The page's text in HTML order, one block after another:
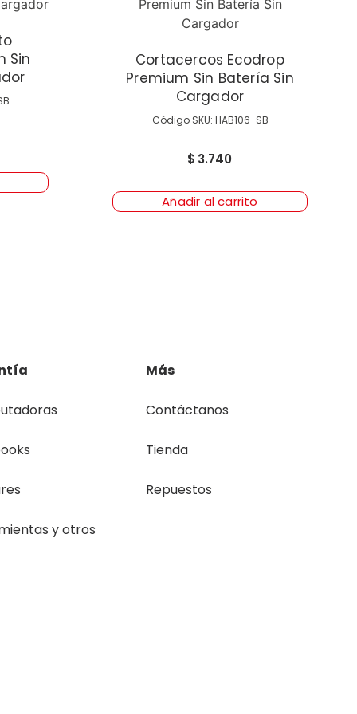
Sin
Cortacercos Ecodrop
Premium Sin Batería Sin
Cargador
Código SKU: HAB106-SB
$ 3.740
Añadir al carrito
y otros
Más
Contáctanos
Tienda
Repuestos